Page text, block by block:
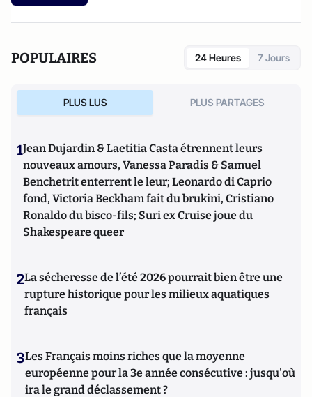
POPULAIRES 24 Heures 7 Jours
PLUS LUS PLUS PARTAGES
1Jean Dujardin & Laetitia Casta étrennent leurs
nouveaux amours, Vanessa Paradis & Samuel
Benchetrit enterrent le leur; Leonardo di Caprio
fond, Victoria Beckham fait du brukini, Cristiano
Ronaldo du bisco-fils; Suri ex Cruise joue du
Shakespeare queer
2La sécheresse de l’été 2026 pourrait bien être une
rupture historique pour les milieux aquatiques
français
3Les Français moins riches que la moyenne
européenne pour la 3e année consécutive : jusqu'où
ira le grand déclassement ?